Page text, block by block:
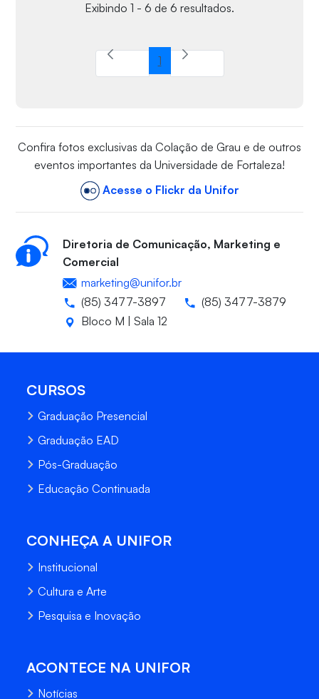
Exibindo 1 - 6 de 6 resultados.
Página
1
Confira fotos exclusivas da Colação de Grau e de outros
eventos importantes da Universidade de Fortaleza!
Acesse o Flickr da Unifor
Diretoria de Comunicação, Marketing e
Comercial
marketing@unifor.br
(85) 3477-3897
(85) 3477-3879
Bloco M | Sala 12
CURSOS
Graduação Presencial
Graduação EAD
Pós-Graduação
Educação Continuada
CONHEÇA A UNIFOR
Institucional
Cultura e Arte
Pesquisa e Inovação
ACONTECE NA UNIFOR
Notícias